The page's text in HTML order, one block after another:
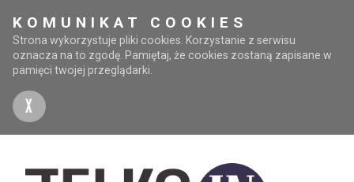
KOMUNIKAT COOKIES
Strona wykorzystuje pliki cookies. Korzystanie z serwisu
oznacza na to zgodę. Pamiętaj, że cookies zostaną zapisane w
pamięci twojej przeglądarki.
X